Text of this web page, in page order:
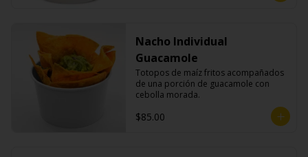
Nacho Individual
Guacamole
Totopos de maíz fritos acompañados
de una porción de guacamole con
cebolla morada.
$85.00